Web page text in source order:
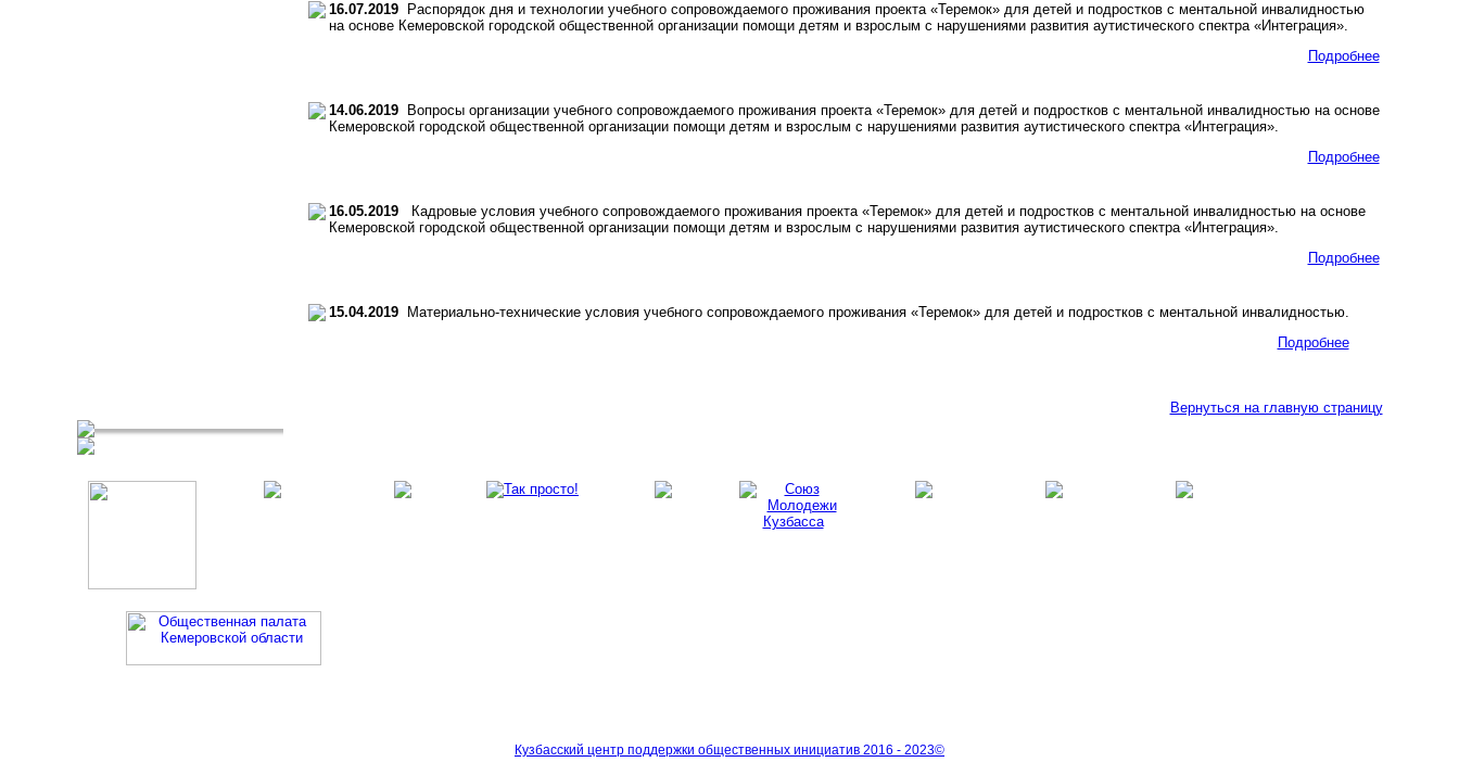
16.07.2019Распорядок дня и технологии учебного сопровождаемого проживания проекта «Теремок» для детей и подростков с ментальной инвалидностью
на основе Кемеровской городской общественной организации помощи детям и взрослым с нарушениями развития аутистического спектра «Интеграция».
Подробнее
14.06.2019Вопросы организации учебного сопровождаемого проживания проекта «Теремок» для детей и подростков с ментальной инвалидностью на основе
Кемеровской городской общественной организации помощи детям и взрослым с нарушениями развития аутистического спектра «Интеграция».
Подробнее
16.05.2019Кадровые условия учебного сопровождаемого проживания проекта «Теремок» для детей и подростков с ментальной инвалидностью на основе
Кемеровской городской общественной организации помощи детям и взрослым с нарушениями развития аутистического спектра «Интеграция».
Подробнее
15.04.2019Материально-технические условия учебного сопровождаемого проживания «Теремок» для детей и подростков с ментальной инвалидностью.
Подробнее
Вернуться на главную страницу
Кузбасский центр поддержки общественных инициатив 2016 - 2023©